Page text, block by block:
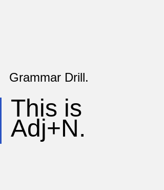
Grammar Drill.
This is
Adj+N.